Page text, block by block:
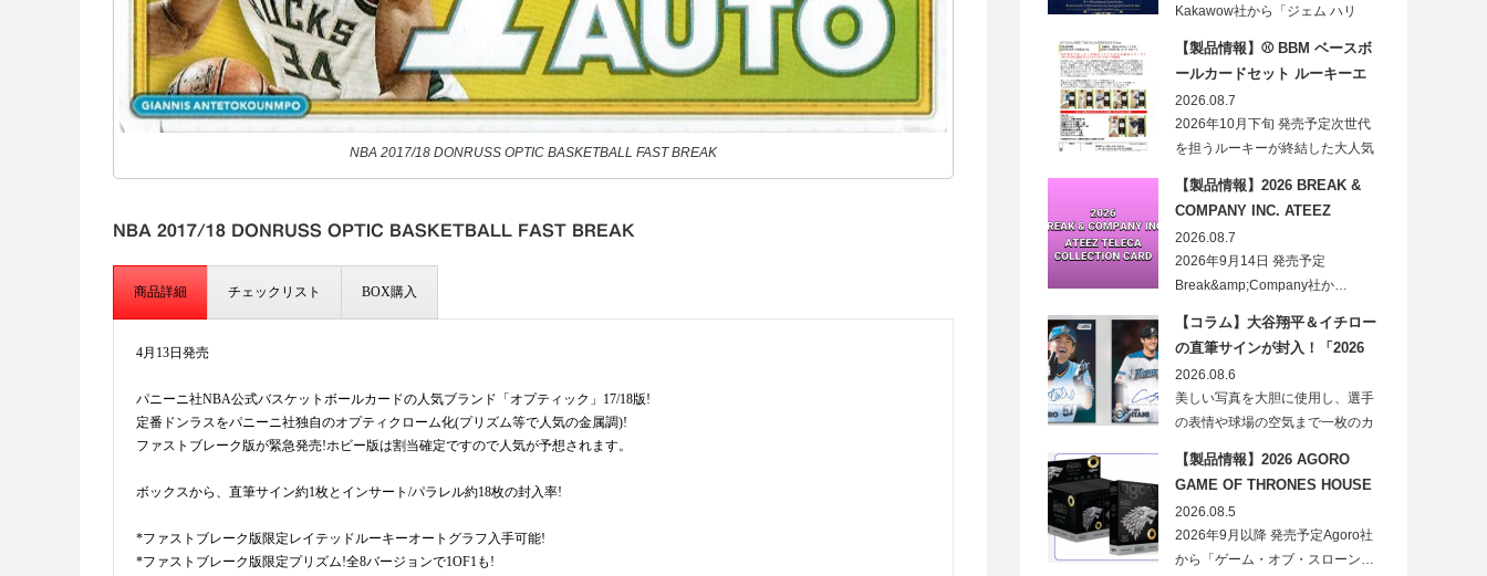
NBA 2017/18 DONRUSS OPTIC BASKETBALL FAST BREAK
NBA 2017/18 DONRUSS OPTIC BASKETBALL FAST BREAK
商品詳細 チェックリスト BOX購入
4月13日発売
パニーニ社NBA公式バスケットボールカードの人気ブランド「オプティック」17/18版!
定番ドンラスをパニーニ社独自のオプティクローム化(プリズム等で人気の金属調)!
ファストブレーク版が緊急発売!ホビー版は割当確定ですので人気が予想されます。
ボックスから、直筆サイン約1枚とインサート/パラレル約18枚の封入率!
*ファストブレーク版限定レイテッドルーキーオートグラフ入手可能!
*ファストブレーク版限定プリズム!全8バージョンで1OF1も!
Kakawow社から「ジェム ハリ
【製品情報】⚾ BBM ベースボ
ールカードセット ルーキーエ
ディションプレミアム 2026
2026.08.7
2026年10月下旬 発売予定次世代
を担うルーキーが終結した大人気
【製品情報】2026 BREAK &
COMPANY INC. ATEEZ
TELECA COLLECTION CARD
2026.08.7
2026年9月14日 発売予定
Break&amp;Company社か…
【コラム】大谷翔平＆イチロー
の直筆サインが封入！「2026
Topps NPB Stadium Club」が
見逃せない
2026.08.6
美しい写真を大胆に使用し、選手
の表情や球場の空気まで一枚のカ
【製品情報】2026 AGORO
GAME OF THRONES HOUSE
STARK BLIND BOX
2026.08.5
2026年9月以降 発売予定Agoro社
から「ゲーム・オブ・スローン…